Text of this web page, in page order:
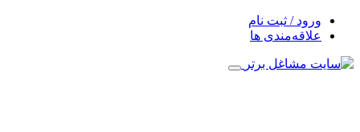
ورود / ثبت نام
علاقه‌مندی ها